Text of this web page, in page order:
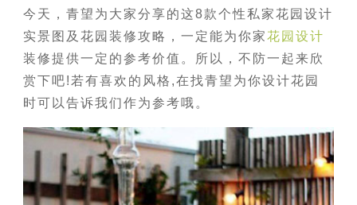
今天，青望为大家分享的这8款个性私家花园设计
实景图及花园装修攻略，一定能为你家花园设计
装修提供一定的参考价值。所以，不防一起来欣
赏下吧!若有喜欢的风格,在找青望为你设计花园
时可以告诉我们作为参考哦。